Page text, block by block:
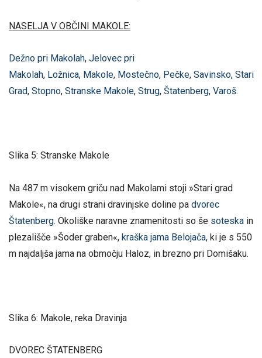
NASELJA V OBČINI MAKOLE:
Dežno pri Makolah, Jelovec pri
Makolah, Ložnica, Makole, Mostečno, Pečke, Savinsko, Stari
Grad, Stopno, Stranske Makole, Strug, Štatenberg, Varoš.
Slika 5: Stranske Makole
Na 487 m visokem griču nad Makolami stoji »Stari grad
Makole«, na drugi strani dravinjske doline pa dvorec
Štatenberg. Okoliške naravne znamenitosti so še soteska in
plezališče »Šoder graben«, kraška jama Belojača, ki je s 550
m najdaljša jama na območju Haloz, in brezno pri Domišaku.
Slika 6: Makole, reka Dravinja
DVOREC ŠTATENBERG